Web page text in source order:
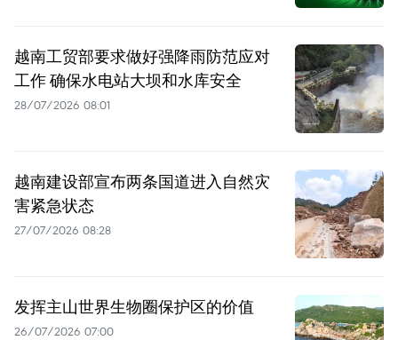
越南工贸部要求做好强降雨防范应对
工作 确保水电站大坝和水库安全
28/07/2026 08:01
越南建设部宣布两条国道进入自然灾
害紧急状态
27/07/2026 08:28
发挥主山世界生物圈保护区的价值
26/07/2026 07:00